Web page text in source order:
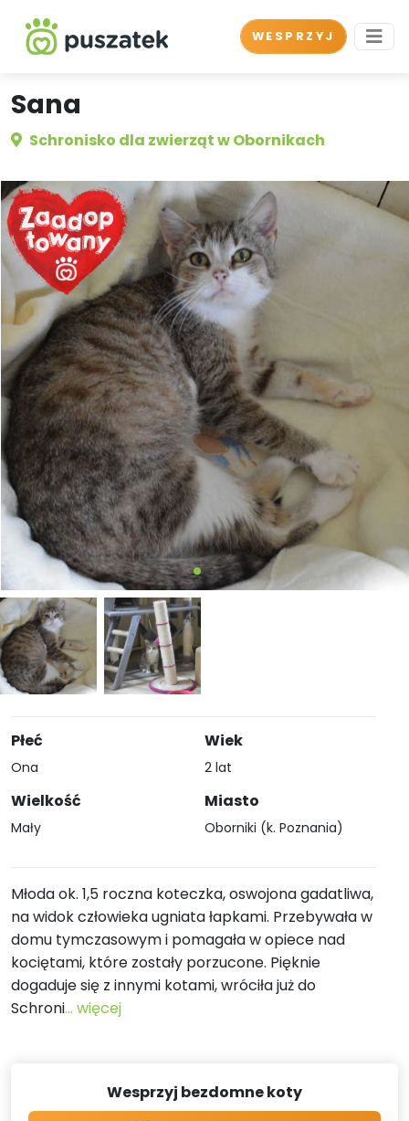
WESPRZYJ
Sana
Schronisko dla zwierząt w Obornikach
Płeć
Ona
Wielkość
Mały
Wiek
2 lat
Miasto
Oborniki (k. Poznania)
Młoda ok. 1,5 roczna koteczka, oswojona gadatliwa,
na widok człowieka ugniata łapkami. Przebywała w
domu tymczasowym i pomagała w opiece nad
kociętami, które zostały porzucone. Pięknie
dogaduje się z innymi kotami, wróciła już do
Schroni... więcej
Wesprzyj bezdomne koty